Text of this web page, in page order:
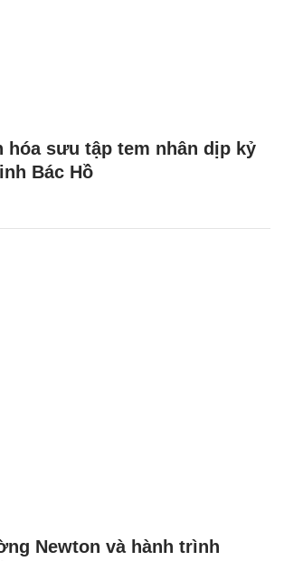
hóa sưu tập tem nhân dịp kỷ
Bác Hồ
Newton và hành trình